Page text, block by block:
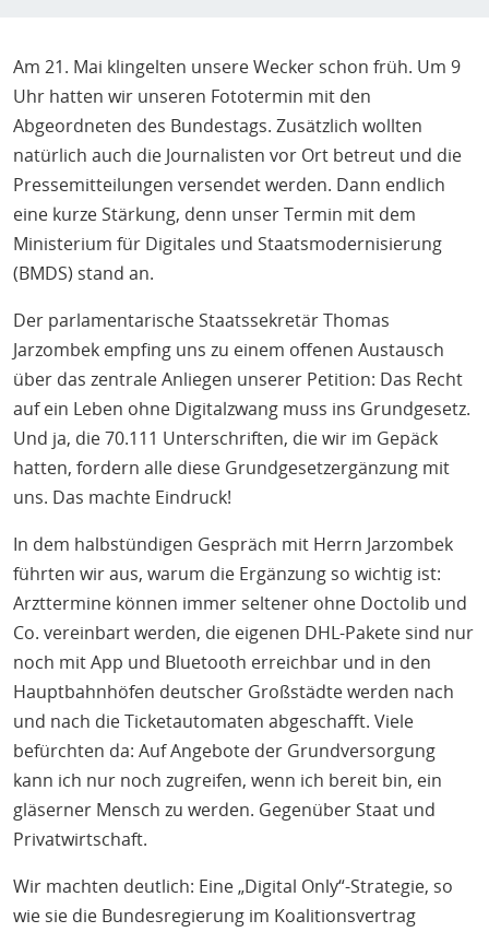
Am 21. Mai klingelten unsere Wecker schon früh. Um 9
Uhr hatten wir unseren Fototermin mit den
Abgeordneten des Bundestags. Zusätzlich wollten
natürlich auch die Journalisten vor Ort betreut und die
Pressemitteilungen versendet werden. Dann endlich
eine kurze Stärkung, denn unser Termin mit dem
Ministerium für Digitales und Staatsmodernisierung
(BMDS) stand an.
Der parlamentarische Staatssekretär Thomas
Jarzombek empfing uns zu einem offenen Austausch
über das zentrale Anliegen unserer Petition: Das Recht
auf ein Leben ohne Digitalzwang muss ins Grundgesetz.
Und ja, die 70.111 Unterschriften, die wir im Gepäck
hatten, fordern alle diese Grundgesetzergänzung mit
uns. Das machte Eindruck!
In dem halbstündigen Gespräch mit Herrn Jarzombek
führten wir aus, warum die Ergänzung so wichtig ist:
Arzttermine können immer seltener ohne Doctolib und
Co. vereinbart werden, die eigenen DHL-Pakete sind nur
noch mit App und Bluetooth erreichbar und in den
Hauptbahnhöfen deutscher Großstädte werden nach
und nach die Ticketautomaten abgeschafft. Viele
befürchten da: Auf Angebote der Grundversorgung
kann ich nur noch zugreifen, wenn ich bereit bin, ein
gläserner Mensch zu werden. Gegenüber Staat und
Privatwirtschaft.
Wir machten deutlich: Eine „Digital Only“-Strategie, so
wie sie die Bundesregierung im Koalitionsvertrag